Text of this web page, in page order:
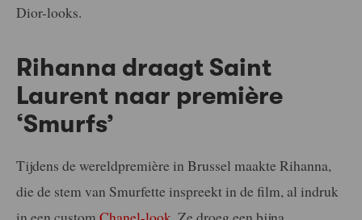
Dior-looks.
Rihanna draagt Saint
Laurent naar première
‘Smurfs’
Tijdens de wereldpremière in Brussel maakte Rihanna,
die de stem van Smurfette inspreekt in de film, al indruk